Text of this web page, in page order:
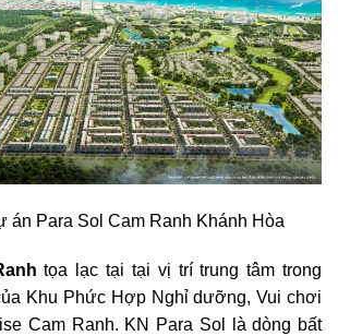
án Para Sol Cam Ranh Khánh Hòa
tọa lạc tại tại vị trí trung tâm trong
Khu Phức Hợp Nghỉ dưỡng, Vui chơi
Cam Ranh. KN Para Sol là dòng bất